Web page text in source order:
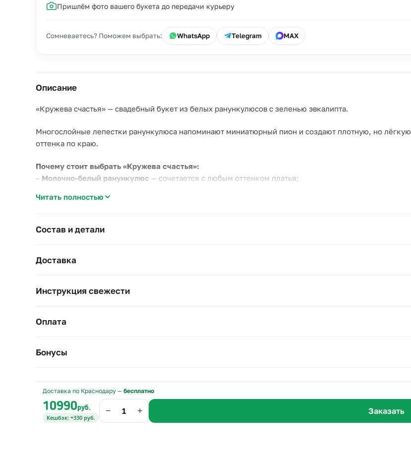
Пришлём фото вашего букета до передачи курьеру
Сомневаетесь? Поможем выбрать: WhatsApp Telegram MAX
Описание
«Кружева счастья» — свадебный букет из белых ранункулюсов с зеленью эвкалипта.
Многослойные лепестки ранункулюса напоминают миниатюрный пион и создают плотную, но
оттенка по краю.
Почему стоит выбрать «Кружева счастья»:
– Молочно-белый ранункулюс — сочетается с любым оттенком платья;
–Эвкалиптдержит форму и не вянет дольше многих зелёных наполнителей.
Подходит для классической и минималистичной свадьбы, для невест, которые выбирают спокойный
Высота букета: 30–40 см
Читать полностью
Состав и детали
Доставка
Инструкция свежести
Оплата
Бонусы
Доставка по Краснодару — бесплатно
10990руб.
Кешбэк: +330 руб.
− + Заказать